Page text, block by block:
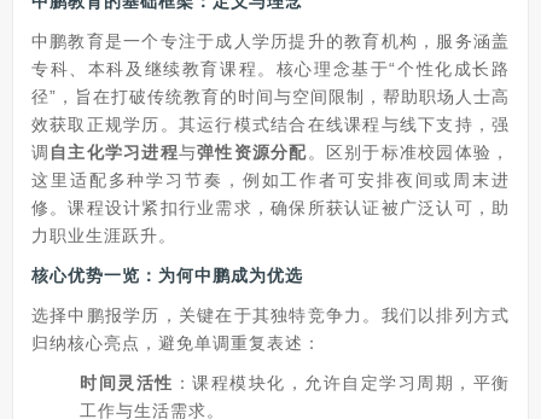
中鹏教育是一个专注于成人学历提升的教育机构，服务涵盖
专科、本科及继续教育课程。核心理念基于“个性化成长路
径”，旨在打破传统教育的时间与空间限制，帮助职场人士高
效获取正规学历。其运行模式结合在线课程与线下支持，强
调 自主化学习进程与弹性资源分配。区别于标准校园体验，
这里适配多种学习节奏，例如工作者可安排夜间或周末进
修。课程设计紧扣行业需求，确保所获认证被广泛认可，助
力职业生涯跃升。
核心优势一览：为何中鹏成为优选
选择中鹏报学历，关键在于其独特竞争力。我们以排列方式
归纳核心亮点，避免单调重复表述：
时间灵活性 ：课程模块化，允许自定学习周期，平衡
工作与生活需求。